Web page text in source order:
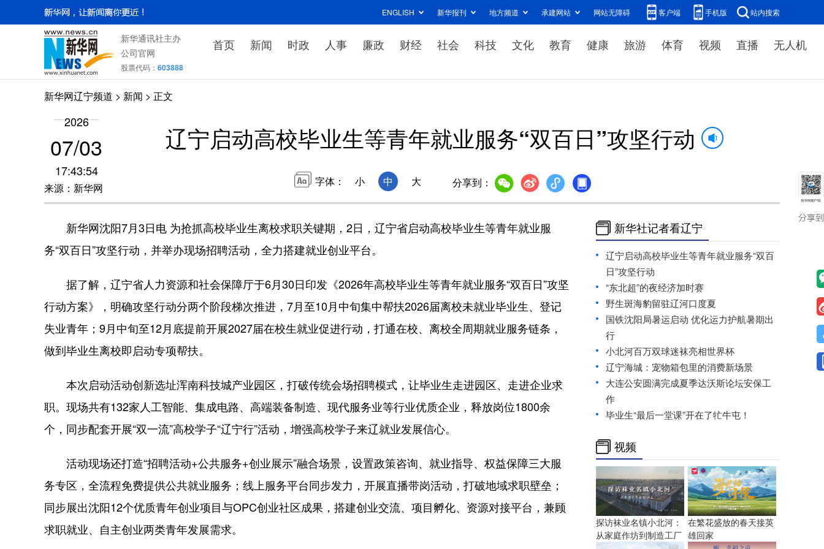
ENGLISH 新华报刊 地方频道 承建网站 网站无障碍 客户端 手机版 站内搜索
新华通讯社主办
公司官网
股票代码： 603888
首页 新闻 时政 人事 廉政 财经 社会 科技 文化 教育 健康 旅游 体育 视频 直播 无人机
新华网辽宁频道 > 新闻 > 正文
2026
07/03
17:43:54
来源：新华网
辽宁启动高校毕业生等青年就业服务“双百日”攻坚行动
字体： 小 中 大 分享到：
新华网沈阳7月3日电 为抢抓高校毕业生离校求职关键期，2日，辽宁省启动高校毕业生等青年就业服
务“双百日”攻坚行动，并举办现场招聘活动，全力搭建就业创业平台。
据了解，辽宁省人力资源和社会保障厅于6月30日印发《2026年高校毕业生等青年就业服务“双百日”攻坚
行动方案》，明确攻坚行动分两个阶段梯次推进，7月至10月中旬集中帮扶2026届离校未就业毕业生、登记
失业青年；9月中旬至12月底提前开展2027届在校生就业促进行动，打通在校、离校全周期就业服务链条，
做到毕业生离校即启动专项帮扶。
本次启动活动创新选址浑南科技城产业园区，打破传统会场招聘模式，让毕业生走进园区、走进企业求
职。现场共有132家人工智能、集成电路、高端装备制造、现代服务业等行业优质企业，释放岗位1800余
个，同步配套开展“双一流”高校学子“辽宁行”活动，增强高校学子来辽就业发展信心。
活动现场还打造“招聘活动+公共服务+创业展示”融合场景，设置政策咨询、就业指导、权益保障三大服
务专区，全流程免费提供公共就业服务；线上服务平台同步发力，开展直播带岗活动，打破地域求职壁垒；
同步展出沈阳12个优质青年创业项目与OPC创业社区成果，搭建创业交流、项目孵化、资源对接平台，兼顾
求职就业、自主创业两类青年发展需求。
新华社记者看辽宁
辽宁启动高校毕业生等青年就业服务“双百
日”攻坚行动
“东北超”的夜经济加时赛
野生斑海豹留驻辽河口度夏
国铁沈阳局暑运启动 优化运力护航暑期出
行
小北河百万双球迷袜亮相世界杯
辽宁海城：宠物箱包里的消费新场景
大连公安圆满完成夏季达沃斯论坛安保工
作
毕业生“最后一堂课”开在了牤牛屯！
视频
探访袜业名镇小北河：
从家庭作坊到制造工厂
在繁花盛放的春天接英
雄回家